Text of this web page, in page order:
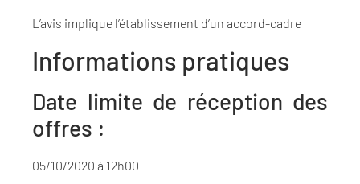
L’avis implique l’établissement d’un accord-cadre
Informations pratiques
Date limite de réception des
offres :
05/10/2020 à 12h00